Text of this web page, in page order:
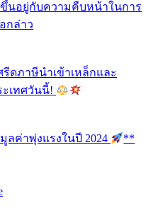
นอยู่กับความคืบหน้าในการ
กล่าว
ดภาษีนำเข้าเหล็กและ
ะเทศวันนี้!
ค่าพุ่งแรงในปี 2024
**